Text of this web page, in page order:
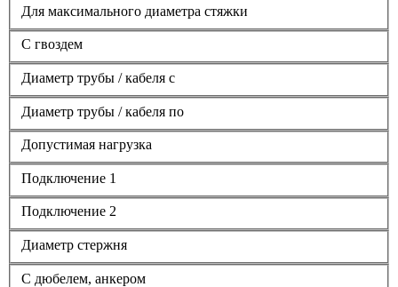
Для максимального диаметра стяжки
С гвоздем
Диаметр трубы / кабеля с
Диаметр трубы / кабеля по
Допустимая нагрузка
Подключение 1
Подключение 2
Диаметр стержня
С дюбелем, анкером